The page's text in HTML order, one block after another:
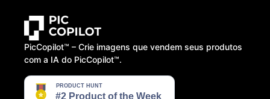
PicCopilot™️ – Crie imagens que vendem seus produtos
com a IA do PicCopilot™️.